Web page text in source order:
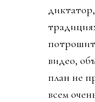
видео,
план не
всем